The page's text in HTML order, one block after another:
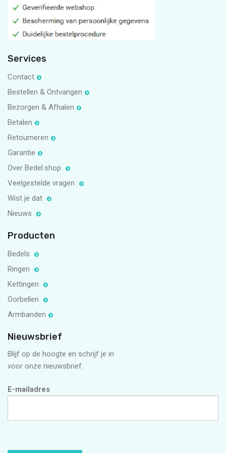
Services
Contact
Bestellen & Ontvangen
Bezorgen & Afhalen
Betalen
Retourneren
Garantie
Over Bedel.shop
Veelgestelde vragen
Wist je dat
Nieuws
Producten
Bedels
Ringen
Kettingen
Oorbellen
Armbanden
Nieuwsbrief
Blijf op de hoogte en schrijf je in
voor onze nieuwsbrief.
E-mailadres